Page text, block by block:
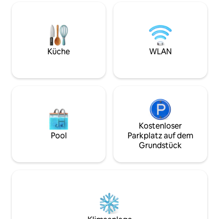
Offenes
Zubehör - Der
Großzügiges
Babys - Terrasse
Preis inbegriffen.
Küche WLAN
Pool
Kostenloser
Parkplatz auf dem
Grundstück